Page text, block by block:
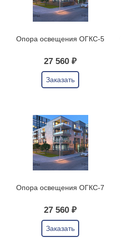
Опора освещения ОГКС-5
27 560 ₽
Заказать
Опора освещения ОГКС-7
27 560 ₽
Заказать